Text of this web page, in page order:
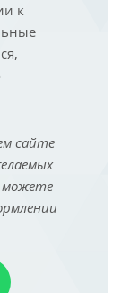
к
сайте
можете